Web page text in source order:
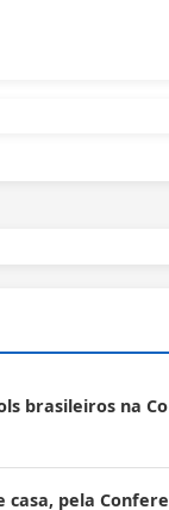
brasileiros na
pela